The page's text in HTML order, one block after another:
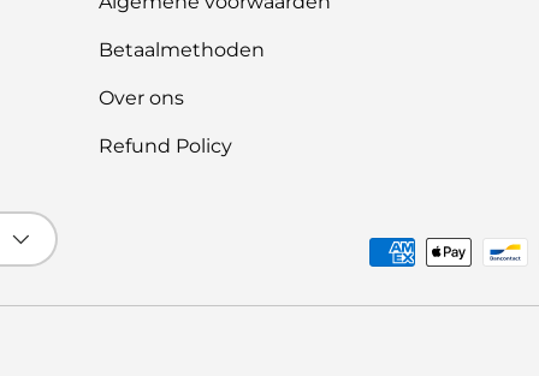
Betaalmethoden
Over ons
Refund Policy
Geaccepteerde